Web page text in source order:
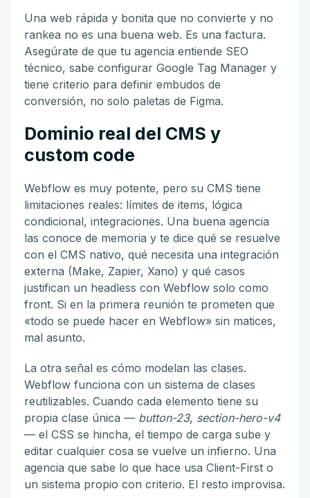
Una web rápida y bonita que no convierte y no
rankea no es una buena web. Es una factura.
Asegúrate de que tu agencia entiende SEO
técnico, sabe configurar Google Tag Manager y
tiene criterio para definir embudos de
conversión, no solo paletas de Figma.
Dominio real del CMS y
custom code
Webflow es muy potente, pero su CMS tiene
limitaciones reales: límites de items, lógica
condicional, integraciones. Una buena agencia
las conoce de memoria y te dice qué se resuelve
con el CMS nativo, qué necesita una integración
externa (Make, Zapier, Xano) y qué casos
justifican un headless con Webflow solo como
front. Si en la primera reunión te prometen que
«todo se puede hacer en Webflow» sin matices,
mal asunto.
La otra señal es cómo modelan las clases.
Webflow funciona con un sistema de clases
reutilizables. Cuando cada elemento tiene su
propia clase única — button-23, section-hero-v4
— el CSS se hincha, el tiempo de carga sube y
editar cualquier cosa se vuelve un infierno. Una
agencia que sabe lo que hace usa Client-First o
un sistema propio con criterio. El resto improvisa.